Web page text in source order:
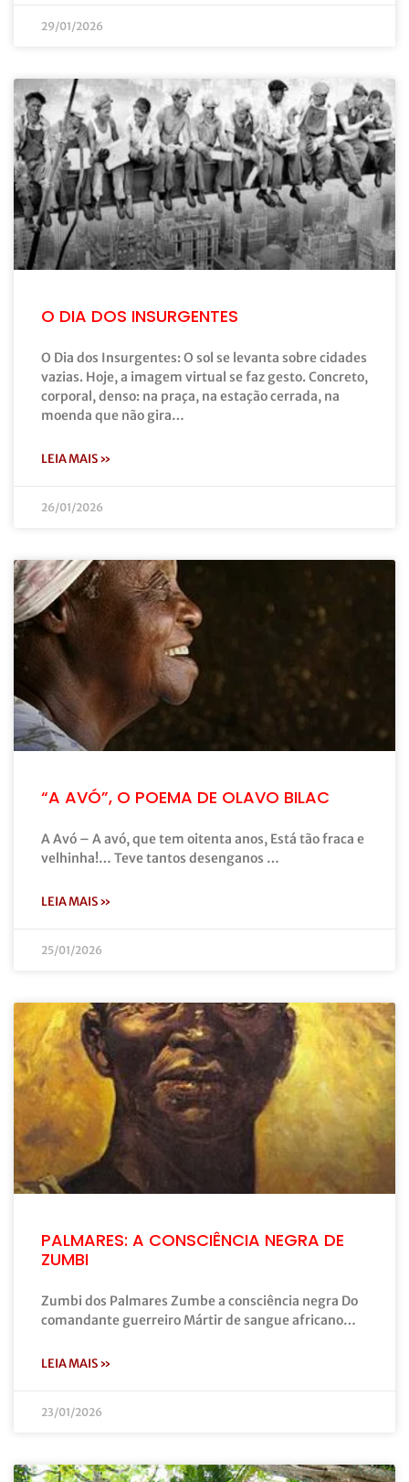
29/01/2026
O DIA DOS INSURGENTES
O Dia dos Insurgentes: O sol se levanta sobre cidades
vazias. Hoje, a imagem virtual se faz gesto. Concreto,
corporal, denso: na praça, na estação cerrada, na
moenda que não gira…
LEIA MAIS »
26/01/2026
“A AVÓ”, O POEMA DE OLAVO BILAC
A Avó – A avó, que tem oitenta anos, Está tão fraca e
velhinha!… Teve tantos desenganos …
LEIA MAIS »
25/01/2026
PALMARES: A CONSCIÊNCIA NEGRA DE
ZUMBI
Zumbi dos Palmares Zumbe a consciência negra Do
comandante guerreiro Mártir de sangue africano…
LEIA MAIS »
23/01/2026